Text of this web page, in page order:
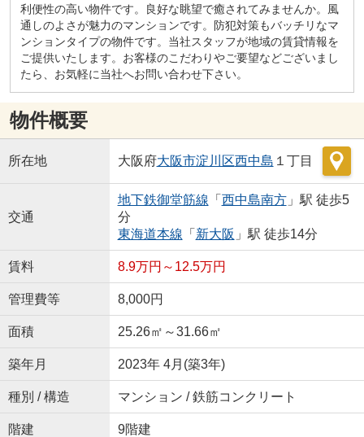
利便性の高い物件です。良好な眺望で癒されてみませんか。風
通しのよさが魅力のマンションです。防犯対策もバッチリなマ
ンションタイプの物件です。当社スタッフが地域の賃貸情報を
ご提供いたします。お客様のこだわりやご要望などございまし
たら、お気軽に当社へお問い合わせ下さい。
物件概要
所在地 大阪府大阪市淀川区西中島 １丁目
交通
地下鉄御堂筋線 「 西中島南方」駅 徒歩5
分
東海道本線 「 新大阪 」駅 徒歩14分
賃料 8.9万円～12.5万円
管理費等 8,000円
面積 25.26㎡～31.66㎡
築年月 2023年 4月(築3年)
種別 / 構造 マンション / 鉄筋コンクリート
階建 9階建